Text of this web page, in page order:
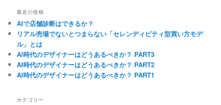
最近の投稿
AIで店舗診断はできるか？
リアル売場でないとつまらない「セレンディピティ型買い方モデ
ル」とは
AI時代のデザイナーはどうあるべきか？ PART3
AI時代のデザイナーはどうあるべきか？ PART2
AI時代のデザイナーはどうあるべきか？ PART1
カテゴリー